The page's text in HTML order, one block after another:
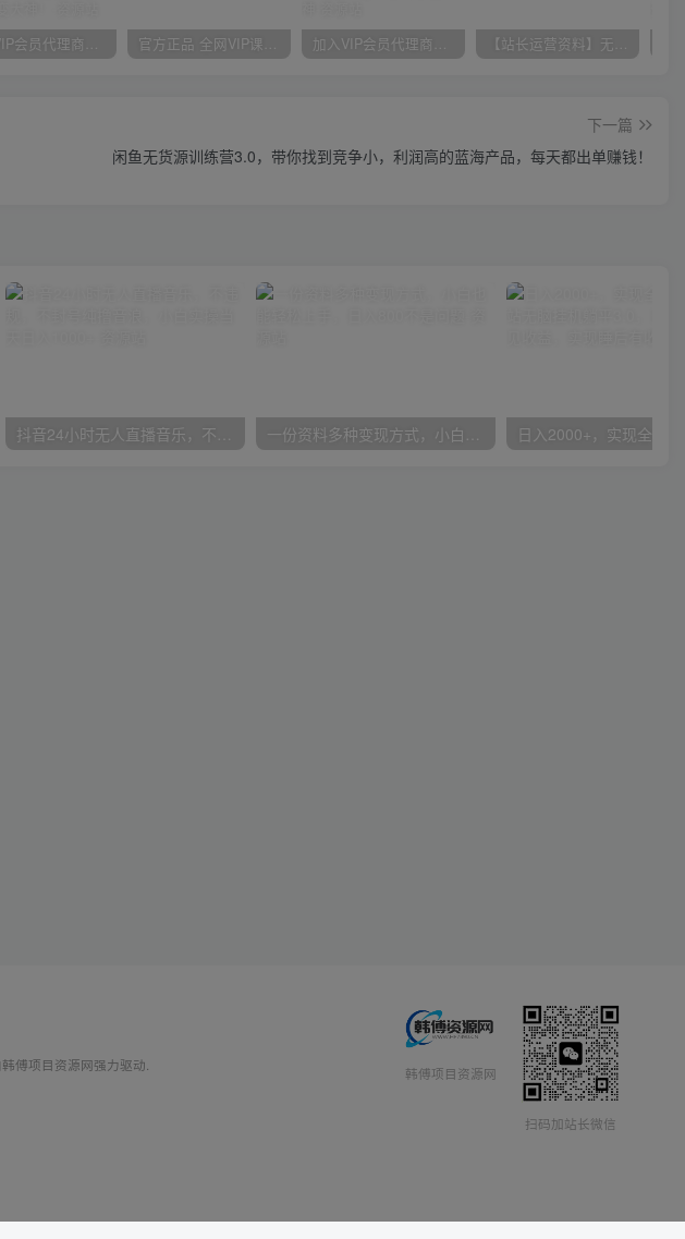
加入VIP会员代理商，享90%的推广提成，免费学习多种网上创业课程，菜鸟秒变大神！ 官方正品 全网VIP课程 无损下载~ 加入VIP会员代理商享90%推广提成，免费学多种网创课程，菜鸟秒变大神 【站长运营资料】无水印课程资源
下一篇
闲鱼无货源训练营3.0，带你找到竞争小，利润高的蓝海产品，每天都出单赚钱！
韩傅项目资源网强力驱动. 韩傅项目资源网
扫码加站长微信